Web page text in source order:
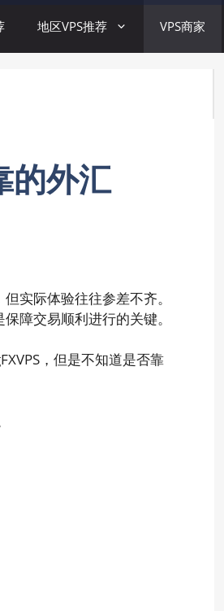
地区VPS推荐 VPS商家
的外汇
实际体验往往参差不齐。
障交易顺利进行的关键。
，但是不知道是否靠